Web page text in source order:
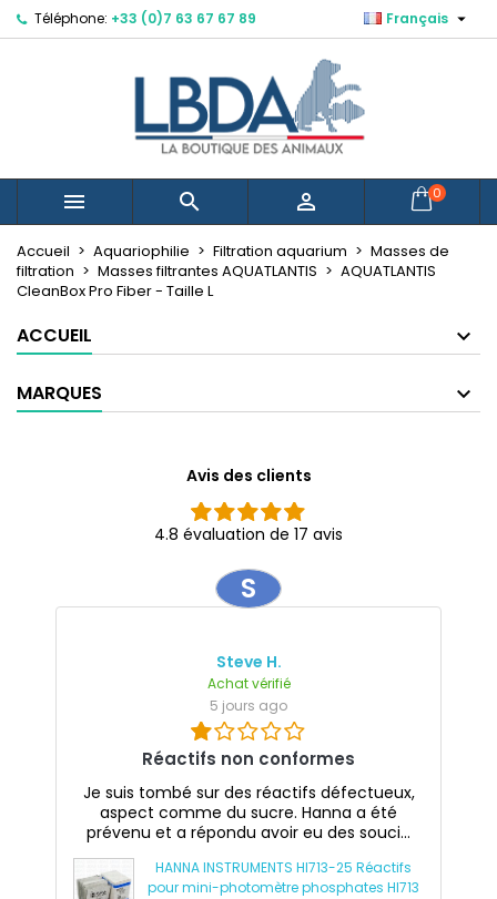
Téléphone: +33 (0)7 63 67 67 89 Français 
   0
Accueil Aquariophilie Filtration aquarium
Masses de
filtration
Masses filtrantes AQUATLANTIS
AQUATLANTIS
CleanBox Pro Fiber - Taille L
ACCUEIL
MARQUES
Avis des clients
4.8 évaluation de 17 avis
S
Steve H.
Achat vérifié
5 jours ago
Réactifs non conformes
Je suis tombé sur des réactifs défectueux,
aspect comme du sucre. Hanna a été
prévenu et a répondu avoir eu des souci...
HANNA INSTRUMENTS HI713-25 Réactifs
pour mini-photomètre phosphates HI713
Mes listes d'envies ×
Créer une nouvelle liste
Créer une liste d'envies ×
Nom de la liste d'envies
Annuler Créer une liste d'envies
Connexion ×
Vous devez être connecté pour ajouter des produits
à votre liste d'envies.
Annuler Connexion